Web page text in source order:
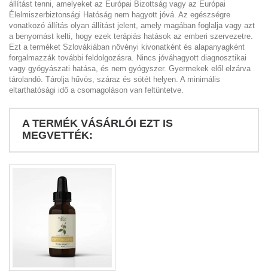
állítást tenni, amelyeket az Európai Bizottság vagy az Európai
Élelmiszerbiztonsági Hatóság nem hagyott jóvá. Az egészségre
vonatkozó állítás olyan állítást jelent, amely magában foglalja vagy azt
a benyomást kelti, hogy ezek terápiás hatások az emberi szervezetre.
Ezt a terméket Szlovákiában növényi kivonatként és alapanyagként
forgalmazzák további feldolgozásra. Nincs jóváhagyott diagnosztikai
vagy gyógyászati hatása, és nem gyógyszer. Gyermekek elől elzárva
tárolandó. Tárolja hűvös, száraz és sötét helyen. A minimális
eltarthatósági idő a csomagoláson van feltüntetve.
A TERMÉK VÁSÁRLÓI EZT IS
MEGVETTÉK: